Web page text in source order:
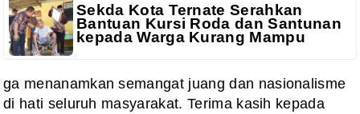
Sekda Kota Ternate Serahkan
Bantuan Kursi Roda dan Santunan
kepada Warga Kurang Mampu
ga menanamkan semangat juang dan nasionalisme
di hati seluruh masyarakat. Terima kasih kepada